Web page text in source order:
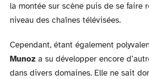
la montée sur scène puis de se faire
niveau des chaînes télévisées.
Cependant, étant également
Munoz a su développer encore
dans divers domaines. Elle ne sait